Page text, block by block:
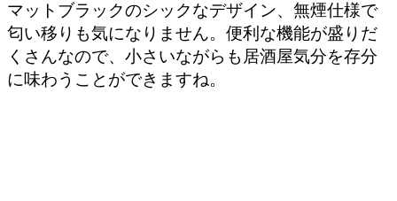
マットブラックのシックなデザイン、無煙仕様で
匂い移りも気になりません。便利な機能が盛りだ
くさんなので、小さいながらも居酒屋気分を存分
に味わうことができますね。